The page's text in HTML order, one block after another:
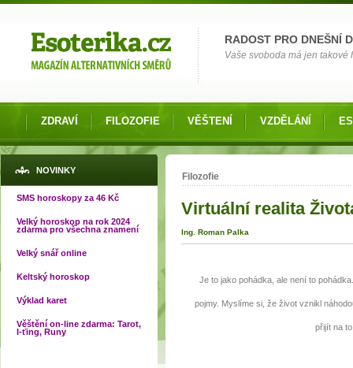
RADOST PRO DNEŠNÍ
Vaše svoboda má jen takové
ZDRAVÍ FILOZOFIE VĚŠTENÍ VZDĚLÁNÍ
NOVINKY
SMS horoskopy za 46 Kč
Velký horoskop na rok 2024
zdarma pro všechna znamení
Velký snář online
Keltský horoskop
Výklad karet
Věštění on-line zdarma: Tarot,
I-ťing, Runy
Jste zde
Filozofie
Virtuální realita
Ing. Roman Palka
Je to jako pohádka, ale není to
pojmy. Myslíme si, že život vznikl
přijít na